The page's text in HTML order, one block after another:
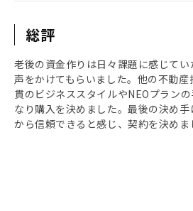
総評
老後の資金作りは日々課題に感じて
声をかけてもらいました。他の不動
貫のビジネススタイルやNEOプラン
なり購入を決めました。最後の決め
から信頼できると感じ、契約を決めま